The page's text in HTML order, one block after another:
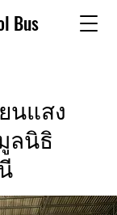
Bus
นแสง
ลนิธิ